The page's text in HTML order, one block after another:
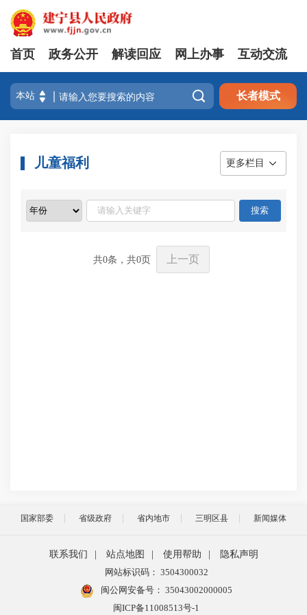
首页 政务公开 解读回应 网上办事 互动交流
 长者模式
儿童福利 更多栏目
共0条，共0页 上一页
国家部委 省级政府 省内地市 三明区县 新闻媒体
联系我们 站点地图 使用帮助
隐私声明
网站标识码： 3504300032
闽公网安备号： 35043002000005
闽ICP备11008513号-1